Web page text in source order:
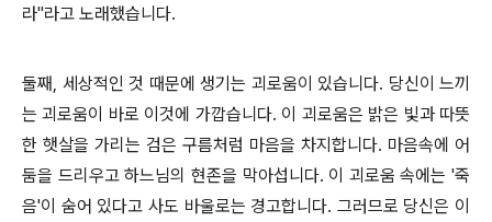
라"라고 노래했습니다.
둘째, 세상적인 것 때문에 생기는 괴로움이 있습니다. 당신이 느끼
는 괴로움이 바로 이것에 가깝습니다. 이 괴로움은 밝은 빛과 따뜻
한 햇살을 가리는 검은 구름처럼 마음을 차지합니다. 마음속에 어
둠을 드리우고 하느님의 현존을 막아섭니다. 이 괴로움 속에는 '죽
음'이 숨어 있다고 사도 바울로는 경고합니다. 그러므로 당신은 이